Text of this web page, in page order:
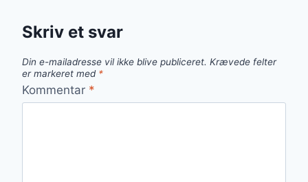
Skriv et svar
Din e-mailadresse vil ikke blive publiceret. Krævede felter
er markeret med *
Kommentar *